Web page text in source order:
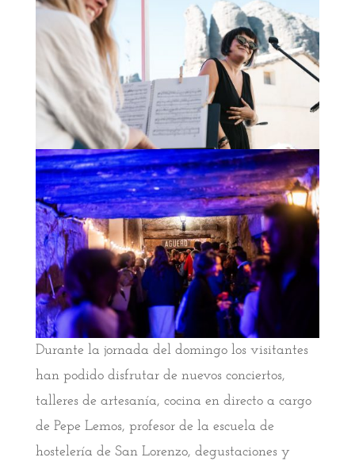
Durante la jornada del domingo los visitantes
han podido disfrutar de nuevos conciertos,
talleres de artesanía, cocina en directo a cargo
de Pepe Lemos, profesor de la escuela de
hostelería de San Lorenzo, degustaciones y